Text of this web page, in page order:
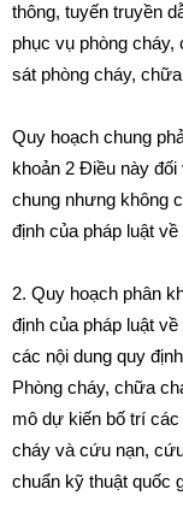
thông, tuyến truyền
phục vụ phòng
sát phòng cháy,
Quy hoạch chung
khoản 2 Điều này
chung nhưng không
định của pháp luật
2. Quy hoạch phân
định của pháp luật
các nội dung quy
Phòng cháy, chữa
mô dự kiến bố trí
cháy và cứu nạn,
chuẩn kỹ thuật quốc